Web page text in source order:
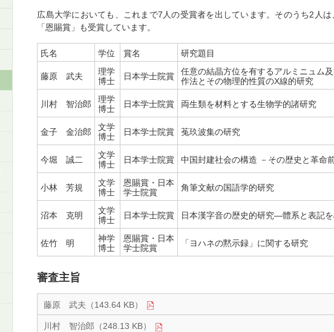
広島大学においても、これまで7人の受賞者を出しています。そのうち2人
「恩賜賞」も受賞しています。
氏名 学位 賞名 研究題目
藤原 武夫
理学
博士
日本学士院賞
任意の結晶方位を有するアルミニュム
作法とその物理的性質のX線的研究
川村 智治郎
理学
博士
日本学士院賞 両生類を材料とする生物学的諸研究
金子 金治郎
文学
博士
日本学士院賞 菟玖波集の研究
今堀 誠二
文学
博士
日本学士院賞 中国封建社会の構造 －その歴史と革命
小林 芳規
文学
博士
恩賜賞・日本
学士院賞
角筆文献の国語学的研究
沼本 克明
文学
博士
日本学士院賞 日本漢字音の歴史的研究―體系と表記
佐竹 明
神学
博士
恩賜賞・日本
学士院賞
「ヨハネの黙示録」に関する研究
審査主旨
藤原 武夫（143.64 KB）
川村 智治郎（248.13 KB）